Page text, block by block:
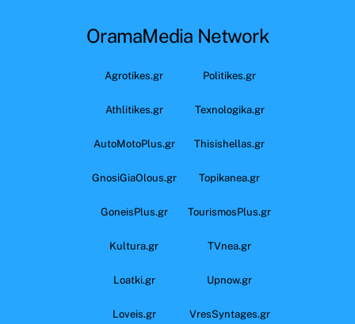
OramaMedia Network
Agrotikes.gr Politikes.gr
Athlitikes.gr Texnologika.gr
AutoMotoPlus.gr Thisishellas.gr
GnosiGiaOlous.gr Topikanea.gr
GoneisPlus.gr TourismosPlus.gr
Kultura.gr TVnea.gr
Loatki.gr Upnow.gr
Loveis.gr VresSyntages.gr